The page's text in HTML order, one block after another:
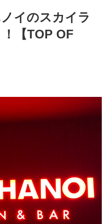
イのスカイラ
【TOP OF